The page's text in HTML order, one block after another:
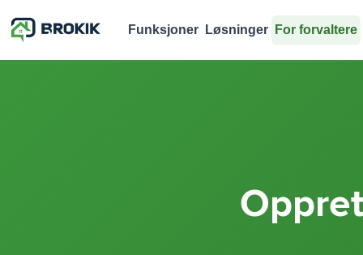
Funksjoner Løsninger For forvaltere